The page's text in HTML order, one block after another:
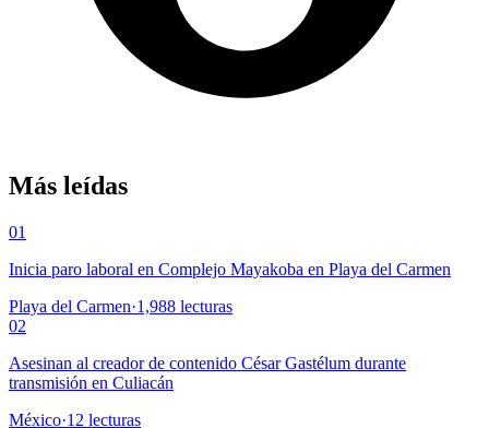
Más leídas
01
Inicia paro laboral en Complejo Mayakoba en Playa del Carmen
Playa del Carmen·1,988 lecturas
02
Asesinan al creador de contenido César Gastélum durante
transmisión en Culiacán
México·12 lecturas